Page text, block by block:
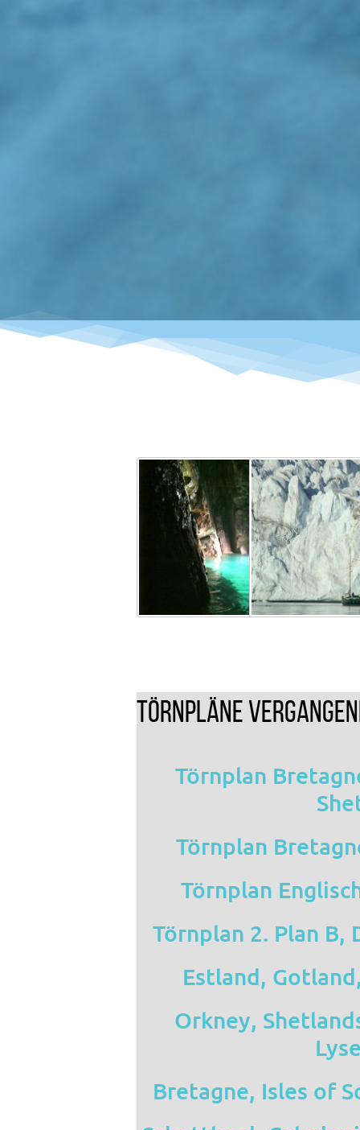
Törnpläne
Törnplan
Törnplan
Törnplan
Törnplan 2. Plan B,
Estland,
Orkney,
Bretagne, Isles of